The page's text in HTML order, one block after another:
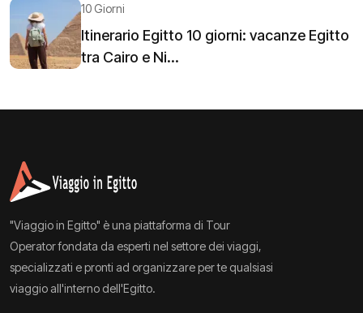
10 Giorni
Itinerario Egitto 10 giorni: vacanze Egitto
tra Cairo e Ni...
"Viaggio in Egitto" è una piattaforma di Tour
Operator fondata da esperti nel settore dei viaggi,
specializzati e pronti ad organizzare per te qualsiasi
viaggio all'interno dell'Egitto.